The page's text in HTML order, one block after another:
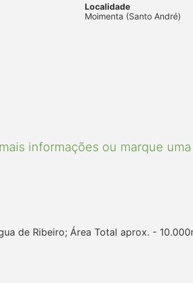
Localidade
Moimenta (Santo André)
informações ou marque
de Ribeiro; Área Total aprox. -